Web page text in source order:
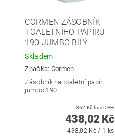
CORMEN ZÁSOBNÍK
TOALETNÍHO PAPÍRU
190 JUMBO BÍLÝ
Skladem
Značka: Cormen
Zásobník na toaletní papír
jumbo 190.
362 Kč bez DPH
438,02 Kč
438,02 Kč / 1 ks